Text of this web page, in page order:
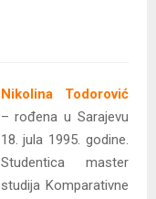
Nikolina Todorović
– rođena u Sarajevu
18. jula 1995. godine.
Studentica master
studija Komparativne